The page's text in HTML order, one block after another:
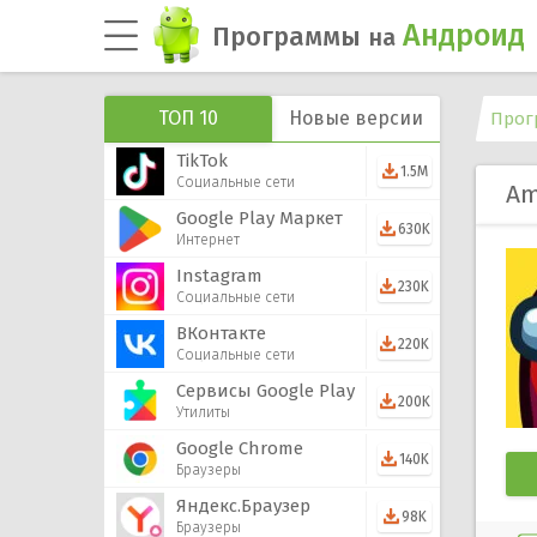
Программы на Андроид
ТОП 10 Новые версии
TikTok
Социальные сети
1.5M
Google Play Маркет
Интернет
630K
Instagram
Социальные сети
230K
ВКонтакте
Социальные сети
220K
Сервисы Google Play
Утилиты
200K
Google Chrome
Браузеры
140K
Яндекс.Браузер
Браузеры
98K